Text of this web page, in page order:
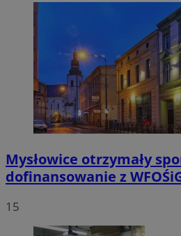
Mysłowice otrzymały
dofinansowanie z
15